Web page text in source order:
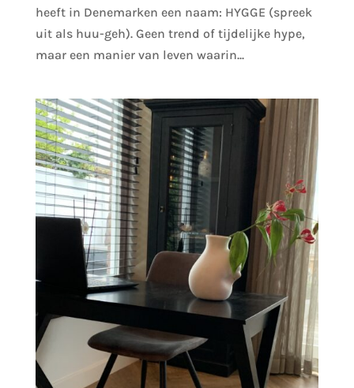
heeft in Denemarken een naam: HYGGE (spreek
uit als huu-geh). Geen trend of tijdelijke hype,
maar een manier van leven waarin...